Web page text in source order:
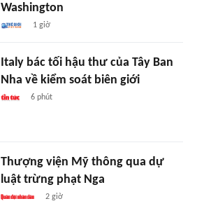
Washington
1 giờ
Italy bác tối hậu thư của Tây Ban
Nha về kiểm soát biên giới
6 phút
Thượng viện Mỹ thông qua dự
luật trừng phạt Nga
2 giờ